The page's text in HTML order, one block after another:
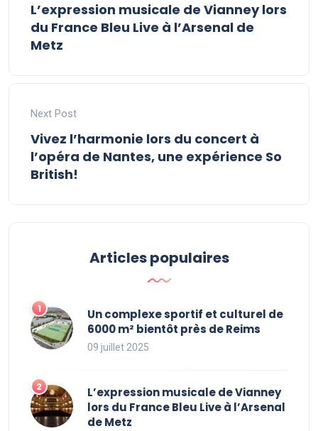
L’expression musicale de Vianney lors
du France Bleu Live à l’Arsenal de
Metz
Next Post
Vivez l’harmonie lors du concert à
l’opéra de Nantes, une expérience So
British!
Articles populaires
Un complexe sportif et culturel de
6000 m² bientôt près de Reims
09 juillet 2025
L’expression musicale de Vianney
lors du France Bleu Live à l’Arsenal
de Metz